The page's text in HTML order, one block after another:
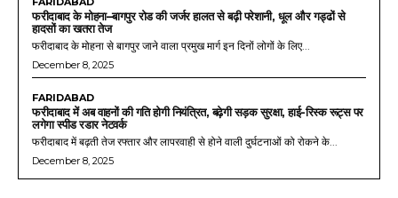
फरीदाबाद के मोहना–बागपुर रोड की जर्जर हालत से बढ़ी परेशानी, धूल और गड्ढों से
हादसों का खतरा तेज
फरीदाबाद के मोहना से बागपुर जाने वाला प्रमुख मार्ग इन दिनों लोगों के लिए...
December 8, 2025
FARIDABAD
फरीदाबाद में अब वाहनों की गति होगी नियंत्रित, बढ़ेगी सड़क सुरक्षा, हाई-रिस्क रूट्स पर
लगेगा स्पीड रडार नेटवर्क
फरीदाबाद में बढ़ती तेज रफ्तार और लापरवाही से होने वाली दुर्घटनाओं को रोकने के...
December 8, 2025